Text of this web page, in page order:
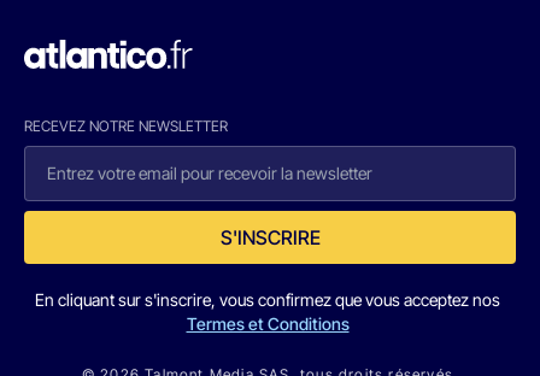
RECEVEZ NOTRE NEWSLETTER
S'INSCRIRE
En cliquant sur s'inscrire, vous confirmez que vous acceptez nos
Termes et Conditions